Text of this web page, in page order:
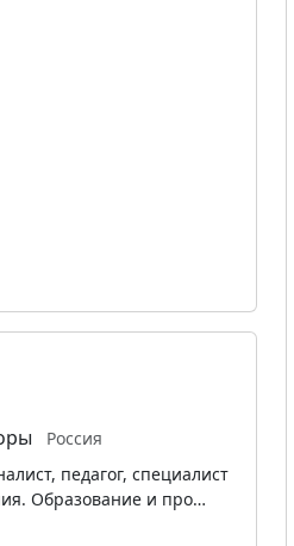
Россия
педагог, специалист
Образование и про…